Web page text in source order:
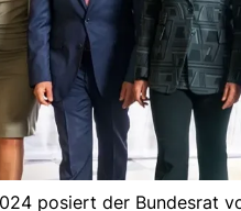
posiert der Bundesrat